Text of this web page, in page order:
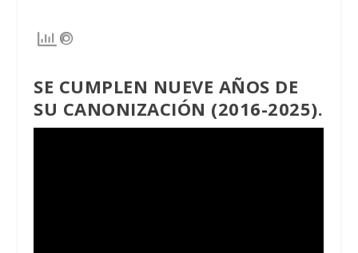
SE CUMPLEN NUEVE AÑOS DE
SU CANONIZACIÓN (2016-2025).